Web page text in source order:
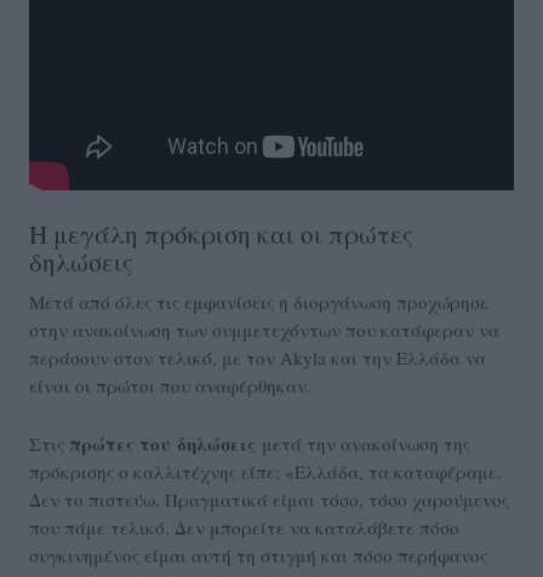
Η μεγάλη πρόκριση και οι πρώτες
δηλώσεις
Μετά από όλες τις εμφανίσεις η διοργάνωση προχώρησε
στην ανακοίνωση των συμμετεχόντων που κατάφεραν να
περάσουν στον τελικό, με τον Akyla και την Ελλάδα να
είναι οι πρώτοι που αναφέρθηκαν.
Στις πρώτες του δηλώσεις μετά την ανακοίνωση της
πρόκρισης ο καλλιτέχνης είπε: «Ελλάδα, τα καταφέραμε.
Δεν το πιστεύω. Πραγματικά είμαι τόσο, τόσο χαρούμενος
που πάμε τελικό. Δεν μπορείτε να καταλάβετε πόσο
συγκινημένος είμαι αυτή τη στιγμή και πόσο περήφανος